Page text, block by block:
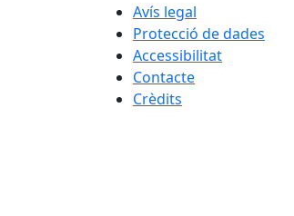
Avís legal
Protecció de dades
Accessibilitat
Contacte
Crèdits